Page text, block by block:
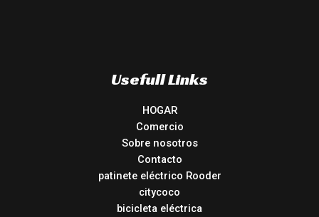
Usefull Links
HOGAR
Comercio
Sobre nosotros
Contacto
patinete eléctrico Rooder
citycoco
bicicleta eléctrica